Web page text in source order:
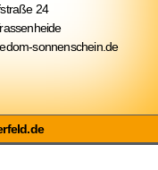
24
sonnenschein.de